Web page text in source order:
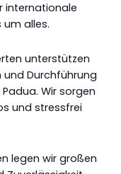
internationale
um alles.
unterstützen
Durchführung
Wir sorgen
und stressfrei
legen wir großen